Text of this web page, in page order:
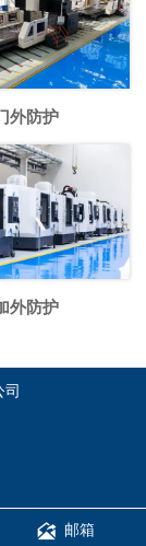
外防护
外防护
 邮箱